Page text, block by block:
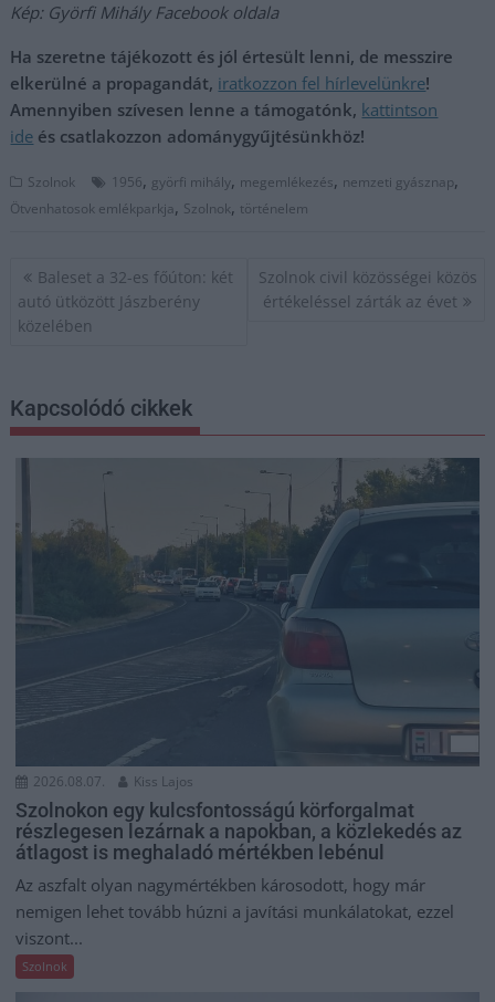
Kép: Györfi Mihály Facebook oldala
Ha szeretne tájékozott és jól értesült lenni, de messzire
elkerülné a propagandát, iratkozzon fel hírlevelünkre!
Amennyiben szívesen lenne a támogatónk, kattintson
ide és csatlakozzon adománygyűjtésünkhöz!
Szolnok 1956, györfi mihály, megemlékezés, nemzeti gyásznap,
Ötvenhatosok emlékparkja, Szolnok, történelem
Bejegyzés
navigáció
Baleset a 32-es főúton: két
autó ütközött Jászberény
közelében
Szolnok civil közösségei közös
értékeléssel zárták az évet
Kapcsolódó cikkek
2026.08.07. Kiss Lajos
Szolnokon egy kulcsfontosságú körforgalmat
részlegesen lezárnak a napokban, a közlekedés az
átlagost is meghaladó mértékben lebénul
Az aszfalt olyan nagymértékben károsodott, hogy már
nemigen lehet tovább húzni a javítási munkálatokat, ezzel
viszont...
Szolnok